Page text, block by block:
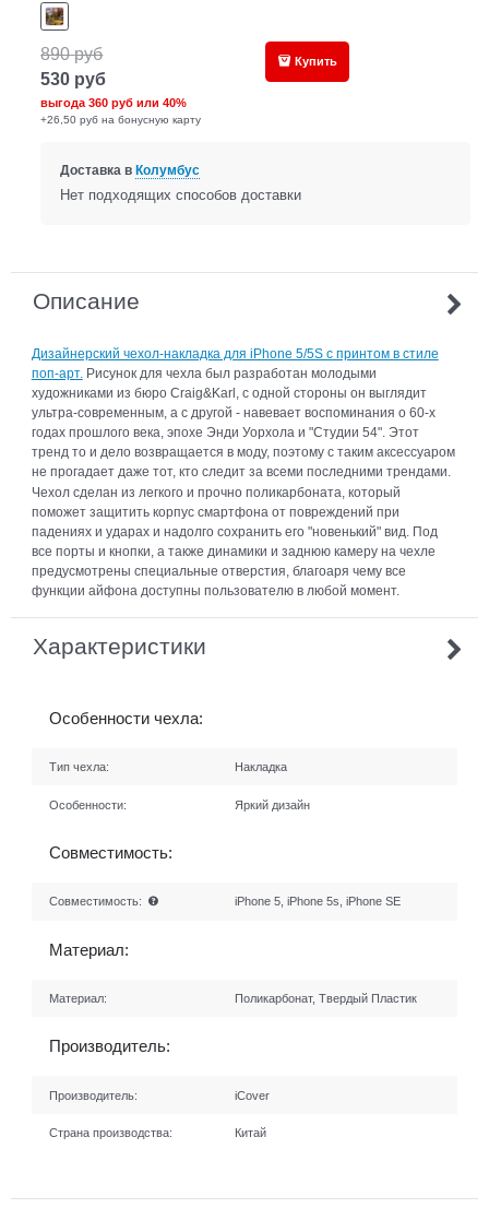
890 руб
530 руб
выгода360 руб или40%
+26,50 руб на бонусную карту
Купить
Доставка в Колумбус
Нет подходящих способов доставки
Описание
Дизайнерский чехол-накладка для iPhone 5/5S с принтом в стиле
поп-арт.Рисунок для чехла был разработан молодыми
художниками из бюро Craig&Karl, с одной стороны он выглядит
ультра-современным, а с другой - навевает воспоминания о 60-х
годах прошлого века, эпохе Энди Уорхола и "Студии 54". Этот
тренд то и дело возвращается в моду, поэтому с таким аксессуаром
не прогадает даже тот, кто следит за всеми последними трендами.
Чехол сделан из легкого и прочно поликарбоната, который
поможет защитить корпус смартфона от повреждений при
падениях и ударах и надолго сохранить его "новенький" вид. Под
все порты и кнопки, а также динамики и заднюю камеру на чехле
предусмотрены специальные отверстия, благоаря чему все
функции айфона доступны пользователю в любой момент.
Характеристики
Особенности чехла:
Тип чехла: Накладка
Особенности: Яркий дизайн
Совместимость:
Совместимость: iPhone 5, iPhone 5s, iPhone SE
Материал:
Материал: Поликарбонат, Твердый Пластик
Производитель:
Производитель: iCover
Страна производства: Китай